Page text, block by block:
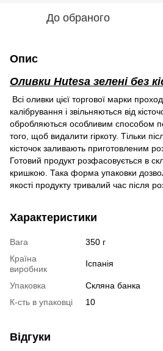
До обраного
Опис
Оливки Hutesa зелені без
Всі оливки цієї торгової марки
калібрування і звільняються від
обробляються особливим способом
того, щоб видалити гіркоту. Тільки
кісточок заливають приготовленим
Готовий продукт розфасовується в
кришкою. Така форма упаковки
якості продукту тривалий час після
Характеристики
Вага
350 г
Країна
виробник
Іспанія
Упаковка
Скляна банка
К-сть в упаковці
10
Відгуки